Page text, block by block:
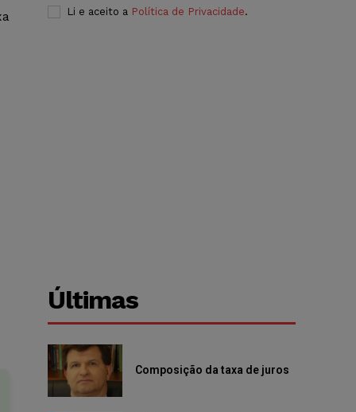
Li e aceito a Política de Privacidade.
Últimas
Composição da taxa de juros